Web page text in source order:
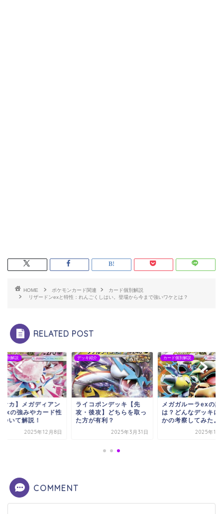
HOME ポケモンカード関連
カード個別解説
リザードンexと特性：れんごくしはい。登場から今まで強いワケとは？
RELATED POST
個別解説
ケカ】メガディアン
exの強みやカード性
ついて解説！
2025年12月8日
デッキ紹介
ライコポンデッキ【先
攻・後攻】どちらを取っ
た方が有利？
2025年3月31日
カード個別解説
メガガルーラexの評
は？どんなデッキに
かの考察してみた。
2025年11
COMMENT